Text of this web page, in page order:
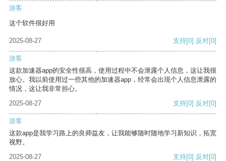
游客
这个软件很好用
2025-08-27 支持[0] 反对[0]
游客
这款加速器app的安全性很高，使用过程中不会泄露个人信息，这让我很
放心。我以前使用过一些其他的加速器app，经常会出现个人信息泄露的
情况，这让我非常担心。
2025-08-27
支持[0] 反对[0]
游客
这款app是我学习路上的良师益友，让我能够随时随地学习新知识，拓宽
视野。
2025-08-27
支持[0] 反对[0]